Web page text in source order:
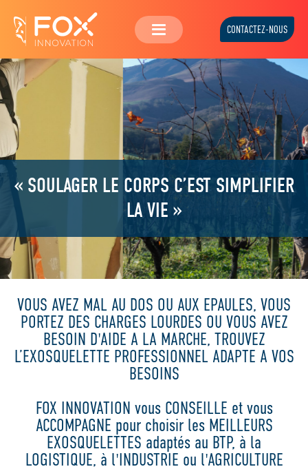
CONTACTEZ-NOUS
« SOULAGER LE CORPS C’EST SIMPLIFIER
LA VIE »
VOUS AVEZ MAL AU DOS OU AUX EPAULES, VOUS
PORTEZ DES CHARGES LOURDES OU VOUS AVEZ
BESOIN D'AIDE A LA MARCHE, TROUVEZ
L’EXOSQUELETTE PROFESSIONNEL ADAPTE A VOS
BESOINS
FOX INNOVATION vous CONSEILLE et vous
ACCOMPAGNE pour choisir les MEILLEURS
EXOSQUELETTES adaptés au BTP, à la
LOGISTIQUE, à l'INDUSTRIE ou l'AGRICULTURE